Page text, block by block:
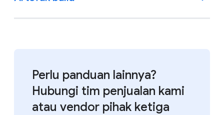
Perlu panduan lainnya?
Hubungi tim penjualan kami
atau vendor pihak ketiga